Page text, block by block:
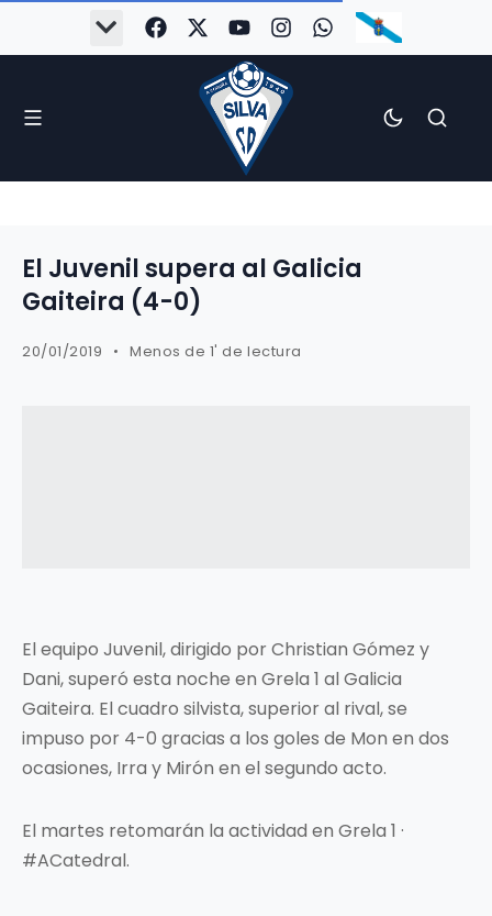
El Juvenil supera al Galicia
Gaiteira (4-0)
20/01/2019 Menos de 1' de lectura
El equipo Juvenil, dirigido por Christian Gómez y
Dani, superó esta noche en Grela 1 al Galicia
Gaiteira. El cuadro silvista, superior al rival, se
impuso por 4-0 gracias a los goles de Mon en dos
ocasiones, Irra y Mirón en el segundo acto.
El martes retomarán la actividad en Grela 1 ·
#ACatedral.